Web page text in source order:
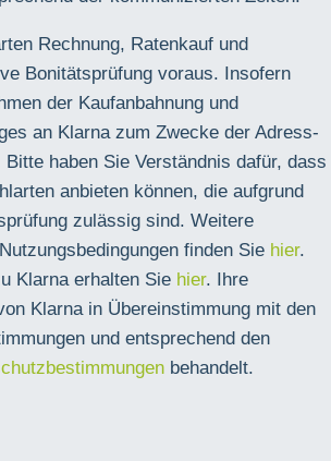
Rechnung, Ratenkauf und
Bonitätsprüfung voraus. Insofern
der Kaufanbahnung und
an Klarna zum Zwecke der Adress-
haben Sie Verständnis dafür, dass
anbieten können, die aufgrund
zulässig sind. Weitere
finden Sie hier.
Klarna erhalten Sie hier. Ihre
Klarna in Übereinstimmung mit den
und entsprechend den
behandelt.